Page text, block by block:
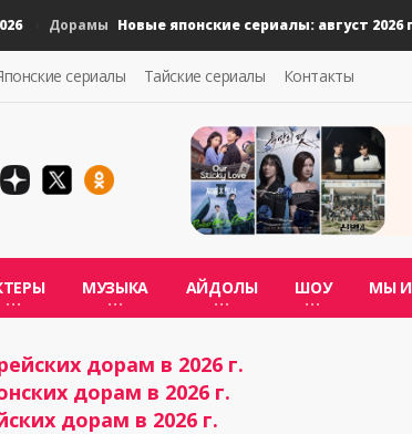
Дорамы Новые японские сериалы: август 2026 года
сериалы Тайские сериалы Контакты
МУЗЫКА АЙДОЛЫ ШОУ МЫ
дорам в 2026 г.
дорам в 2026 г.
дорам в 2026 г.